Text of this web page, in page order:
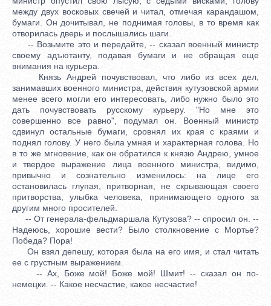
между двух восковых свечей и читал, отмечая карандашом,
бумаги. Он дочитывал, не поднимая головы, в то время как
отворилась дверь и послышались шаги.
-- Возьмите это и передайте, -- сказал военный министр
своему адъютанту, подавая бумаги и не обращая еще
внимания на курьера.
Князь Андрей почувствовал, что либо из всех дел,
занимавших военного министра, действия кутузовской армии
менее всего могли его интересовать, либо нужно было это
дать почувствовать русскому курьеру. "Но мне это
совершенно все равно", подумал он. Военный министр
сдвинул остальные бумаги, сровнял их края с краями и
поднял голову. У него была умная и характерная голова. Но
в то же мгновение, как он обратился к князю Андрею, умное
и твердое выражение лица военного министра, видимо,
привычно и сознательно изменилось: на лице его
остановилась глупая, притворная, не скрывающая своего
притворства, улыбка человека, принимающего одного за
другим много просителей.
-- От генерала-фельдмаршала Кутузова? -- спросил он. --
Надеюсь, хорошие вести? Было столкновение с Мортье?
Победа? Пора!
Он взял депешу, которая была на его имя, и стал читать
ее с грустным выражением.
-- Ах, Боже мой! Боже мой! Шмит! -- сказал он по-
немецки. -- Какое несчастие, какое несчастие!